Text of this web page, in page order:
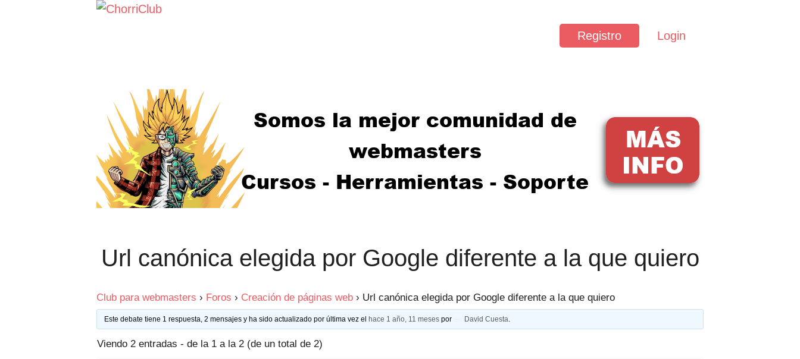
Registro Login
Url canónica elegida por Google diferente a la que quiero
Club para webmasters › Foros › Creación de páginas web › Url canónica elegida por Google diferente a la que quiero
Este debate tiene 1 respuesta, 2 mensajes y ha sido actualizado por última vez el hace 1 año, 11 meses por David Cuesta.
Viendo 2 entradas - de la 1 a la 2 (de un total de 2)